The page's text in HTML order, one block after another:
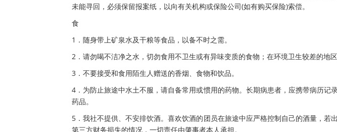
未能寻回，必须保留报案纸，以向有关机构或保险公司(如有购买保险)索偿。
食
1．随身带上矿泉水及干粮等食品，以备不时之需。
2．请勿喝不洁净之水，切勿食用不卫生或有异味变质的食物；在环境卫生较差的地
3．不要接受和食用陌生人赠送的香烟、食物和饮品。
4．为防止旅途中水土不服，请自备常用或惯用的药物。长期病患者，应携带病历记
药品。
5．我社不提供、不安排饮酒。喜欢饮酒的团员在旅途中应严格控制自己的酒量，若
第三方财务损失的情况，一切责任由肇事者本人承担。